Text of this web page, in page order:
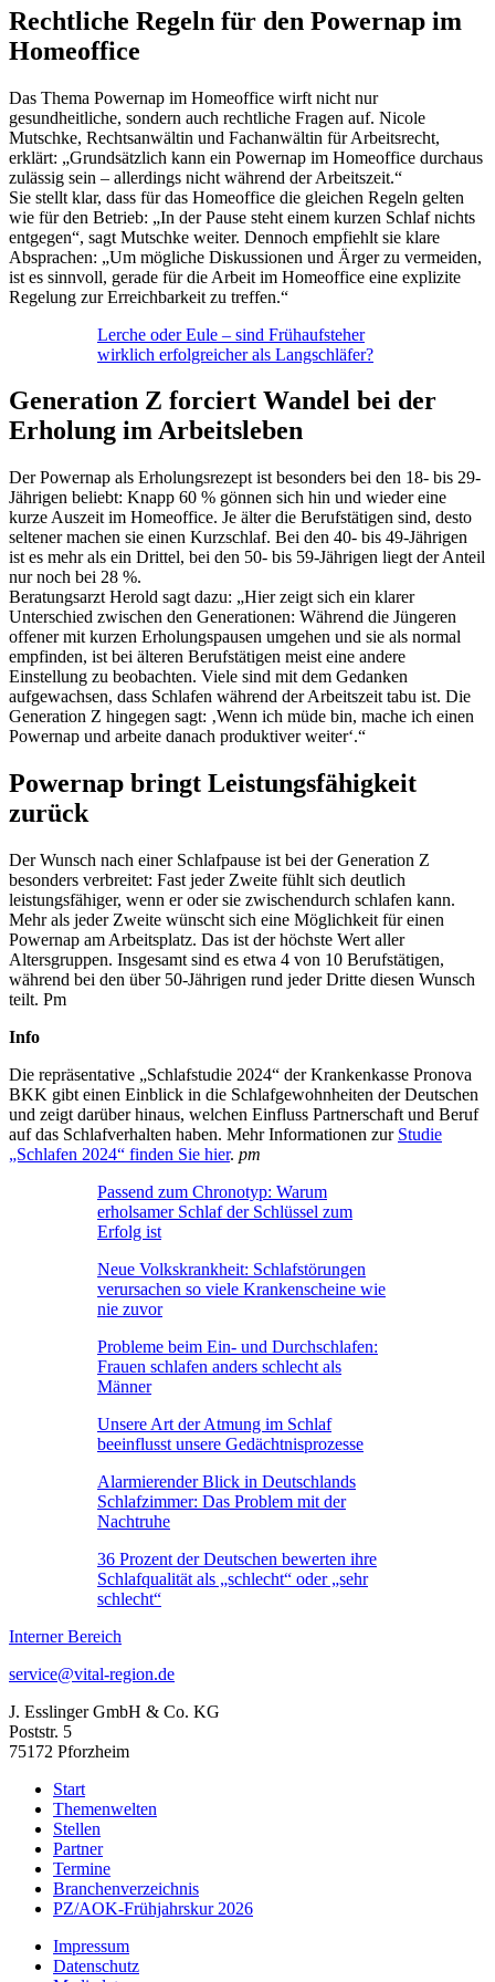
Rechtliche Regeln für den Powernap im
Homeoffice
Das Thema Powernap im Homeoffice wirft nicht nur
gesundheitliche, sondern auch rechtliche Fragen auf. Nicole
Mutschke, Rechtsanwältin und Fachanwältin für Arbeitsrecht,
erklärt: „Grundsätzlich kann ein Powernap im Homeoffice durchaus
zulässig sein – allerdings nicht während der Arbeitszeit.“
Sie stellt klar, dass für das Homeoffice die gleichen Regeln gelten
wie für den Betrieb: „In der Pause steht einem kurzen Schlaf nichts
entgegen“, sagt Mutschke weiter. Dennoch empfiehlt sie klare
Absprachen: „Um mögliche Diskussionen und Ärger zu vermeiden,
ist es sinnvoll, gerade für die Arbeit im Homeoffice eine explizite
Regelung zur Erreichbarkeit zu treffen.“
Lerche oder Eule – sind Frühaufsteher
wirklich erfolgreicher als Langschläfer?
Generation Z forciert Wandel bei der
Erholung im Arbeitsleben
Der Powernap als Erholungsrezept ist besonders bei den 18- bis 29-
Jährigen beliebt: Knapp 60 % gönnen sich hin und wieder eine
kurze Auszeit im Homeoffice. Je älter die Berufstätigen sind, desto
seltener machen sie einen Kurzschlaf. Bei den 40- bis 49-Jährigen
ist es mehr als ein Drittel, bei den 50- bis 59-Jährigen liegt der Anteil
nur noch bei 28 %.
Beratungsarzt Herold sagt dazu: „Hier zeigt sich ein klarer
Unterschied zwischen den Generationen: Während die Jüngeren
offener mit kurzen Erholungspausen umgehen und sie als normal
empfinden, ist bei älteren Berufstätigen meist eine andere
Einstellung zu beobachten. Viele sind mit dem Gedanken
aufgewachsen, dass Schlafen während der Arbeitszeit tabu ist. Die
Generation Z hingegen sagt: ‚Wenn ich müde bin, mache ich einen
Powernap und arbeite danach produktiver weiter‘.“
Powernap bringt Leistungsfähigkeit
zurück
Der Wunsch nach einer Schlafpause ist bei der Generation Z
besonders verbreitet: Fast jeder Zweite fühlt sich deutlich
leistungsfähiger, wenn er oder sie zwischendurch schlafen kann.
Mehr als jeder Zweite wünscht sich eine Möglichkeit für einen
Powernap am Arbeitsplatz. Das ist der höchste Wert aller
Altersgruppen. Insgesamt sind es etwa 4 von 10 Berufstätigen,
während bei den über 50-Jährigen rund jeder Dritte diesen Wunsch
teilt. Pm
Info
Die repräsentative „Schlafstudie 2024“ der Krankenkasse Pronova
BKK gibt einen Einblick in die Schlafgewohnheiten der Deutschen
und zeigt darüber hinaus, welchen Einfluss Partnerschaft und Beruf
auf das Schlafverhalten haben. Mehr Informationen zur Studie
„Schlafen 2024“ finden Sie hier. pm
Passend zum Chronotyp: Warum
erholsamer Schlaf der Schlüssel zum
Erfolg ist
Neue Volkskrankheit: Schlafstörungen
verursachen so viele Krankenscheine wie
nie zuvor
Probleme beim Ein- und Durchschlafen:
Frauen schlafen anders schlecht als
Männer
Unsere Art der Atmung im Schlaf
beeinflusst unsere Gedächtnisprozesse
Alarmierender Blick in Deutschlands
Schlafzimmer: Das Problem mit der
Nachtruhe
36 Prozent der Deutschen bewerten ihre
Schlafqualität als „schlecht“ oder „sehr
schlecht“
Interner Bereich
service@vital-region.de
J. Esslinger GmbH & Co. KG
Poststr. 5
75172 Pforzheim
Start
Themenwelten
Stellen
Partner
Termine
Branchenverzeichnis
PZ/AOK-Frühjahrskur 2026
Impressum
Datenschutz